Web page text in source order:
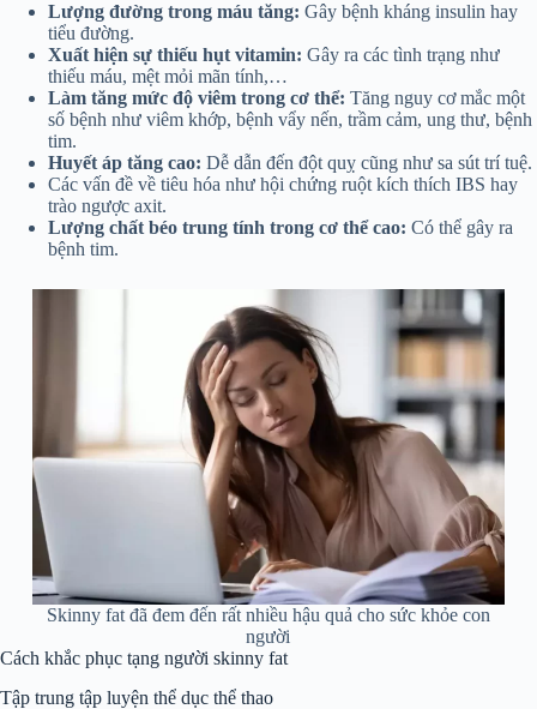
Lượng đường trong máu tăng: Gây bệnh kháng insulin hay
tiểu đường.
Xuất hiện sự thiếu hụt vitamin: Gây ra các tình trạng như
thiếu máu, mệt mỏi mãn tính,…
Làm tăng mức độ viêm trong cơ thể: Tăng nguy cơ mắc một
số bệnh như viêm khớp, bệnh vẩy nến, trầm cảm, ung thư, bệnh
tim.
Huyết áp tăng cao: Dễ dẫn đến đột quỵ cũng như sa sút trí tuệ.
Các vấn đề về tiêu hóa như hội chứng ruột kích thích IBS hay
trào ngược axit.
Lượng chất béo trung tính trong cơ thể cao: Có thể gây ra
bệnh tim.
Skinny fat đã đem đến rất nhiều hậu quả cho sức khỏe con
người
Cách khắc phục tạng người skinny fat
Tập trung tập luyện thể dục thể thao